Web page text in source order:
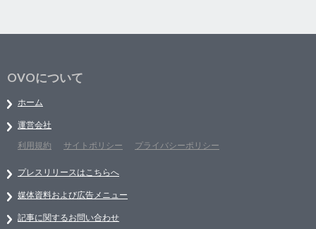
OVOについて
ホーム
運営会社
利用規約
サイトポリシー プライバシーポリシー
プレスリリースはこちらへ
媒体資料および広告メニュー
記事に関するお問い合わせ